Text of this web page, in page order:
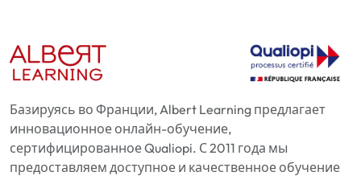
Базируясь во Франции, Albert Learning предлагает
инновационное онлайн-обучение,
сертифицированное Qualiopi. С 2011 года мы
предоставляем доступное и качественное обучение